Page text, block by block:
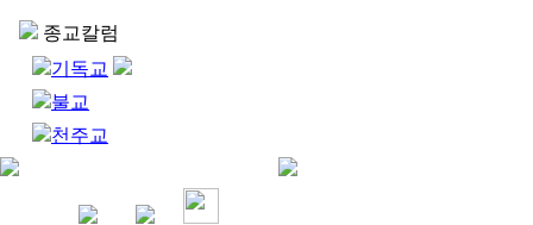
종교칼럼
기독교
불교
천주교